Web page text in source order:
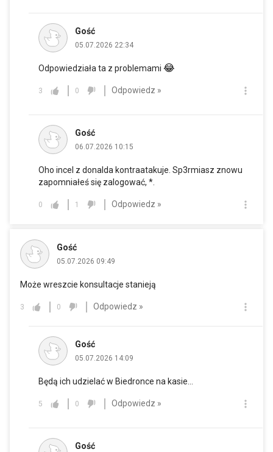
Gość
05.07.2026 22:34
Odpowiedziała ta z problemami 😂
3 0 Odpowiedz »
Gość
06.07.2026 10:15
Oho incel z donalda kontraatakuje. Sp3rmiasz znowu
zapomniałeś się zalogować, *.
0 1 Odpowiedz »
Gość
05.07.2026 09:49
Może wreszcie konsultacje stanieją
3 0 Odpowiedz »
Gość
05.07.2026 14:09
Będą ich udzielać w Biedronce na kasie...
5 0 Odpowiedz »
Gość